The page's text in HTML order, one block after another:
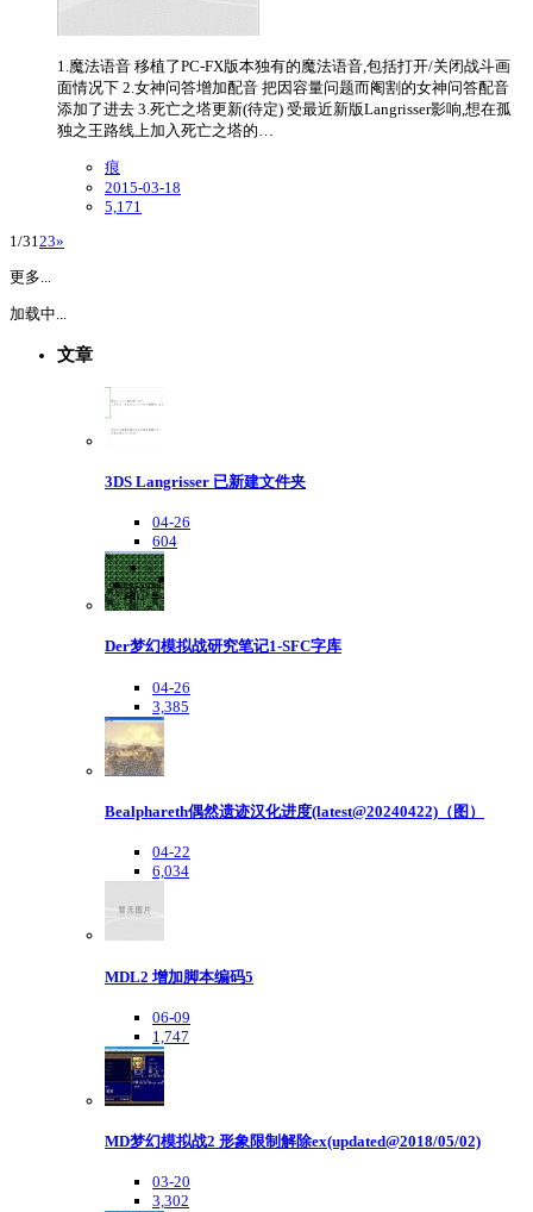
1.魔法语音 移植了PC-FX版本独有的魔法语音,包括打开/关闭战斗画
面情况下 2.女神问答增加配音 把因容量问题而阉割的女神问答配音
添加了进去 3.死亡之塔更新(待定) 受最近新版Langrisser影响,想在孤
独之王路线上加入死亡之塔的…
痕
2015-03-18
5,171
1/3123»
更多...
加载中...
文章
3DS Langrisser 已新建文件夹
04-26
604
Der梦幻模拟战研究笔记1-SFC字库
04-26
3,385
Bealphareth偶然遗迹汉化进度(latest@20240422)（图）
04-22
6,034
MDL2 增加脚本编码5
06-09
1,747
MD梦幻模拟战2 形象限制解除ex(updated@2018/05/02)
03-20
3,302